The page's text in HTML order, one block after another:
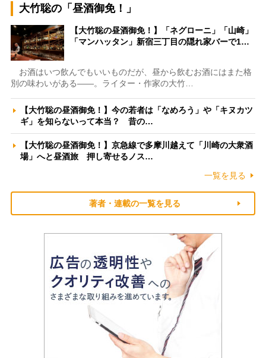
大竹聡の「昼酒御免！」
【大竹聡の昼酒御免！】「ネグローニ」「山崎」
「マンハッタン」新宿三丁目の隠れ家バーで1…
お酒はいつ飲んでもいいものだが、昼から飲むお酒にはまた格
別の味わいがある――。ライター・作家の大竹…
【大竹聡の昼酒御免！】今の若者は「なめろう」や「キヌカツ
ギ」を知らないって本当？ 昔の…
【大竹聡の昼酒御免！】京急線で多摩川越えて「川崎の大衆酒
場」へと昼酒旅 押し寄せるノス…
一覧を見る
著者・連載の一覧を見る